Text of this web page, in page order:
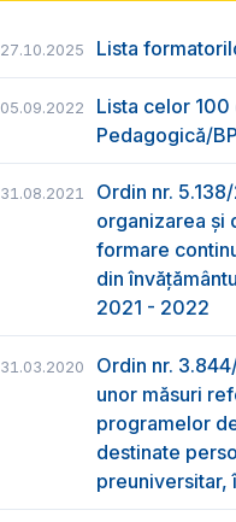
27.10.2025 Lista
05.09.2022
Lista celor
Pedagogică/
31.08.2021
Ordin nr.
organizarea și
formare
din
2021 - 2022
31.03.2020
Ordin nr.
unor măsuri
programelor
destinate
preuniversitar,